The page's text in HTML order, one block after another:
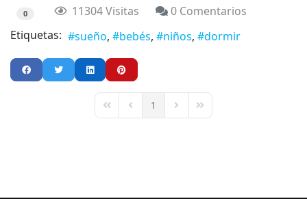
0 11304 Visitas
0 Comentarios
Etiquetas:
sueño bebés niños dormir
First PagePrevious Page
1 Next PageLast Page